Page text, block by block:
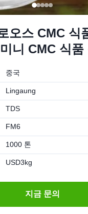
오스 CMC 식
니 CMC 식품
중국
Lingaung
TDS
FM6
1000 톤
USD3kg
지금 문의